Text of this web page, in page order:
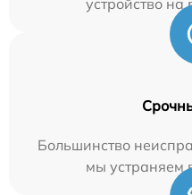
Большинство
мы устраняем